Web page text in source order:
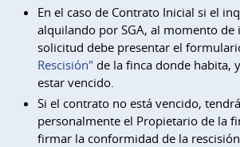
En el caso de Contrato Inicial si el
alquilando por SGA, al momento de
solicitud debe presentar el
Rescisión" de la finca donde habita,
estar vencido.
Si el contrato no está vencido,
personalmente el Propietario de la
firmar la conformidad de la rescisión.